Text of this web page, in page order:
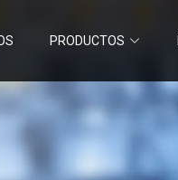
PRODUCTOS